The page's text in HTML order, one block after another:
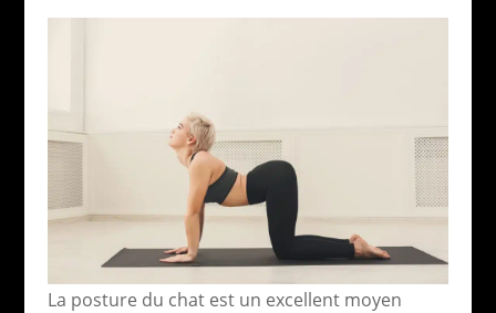
La posture du chat est un excellent moyen